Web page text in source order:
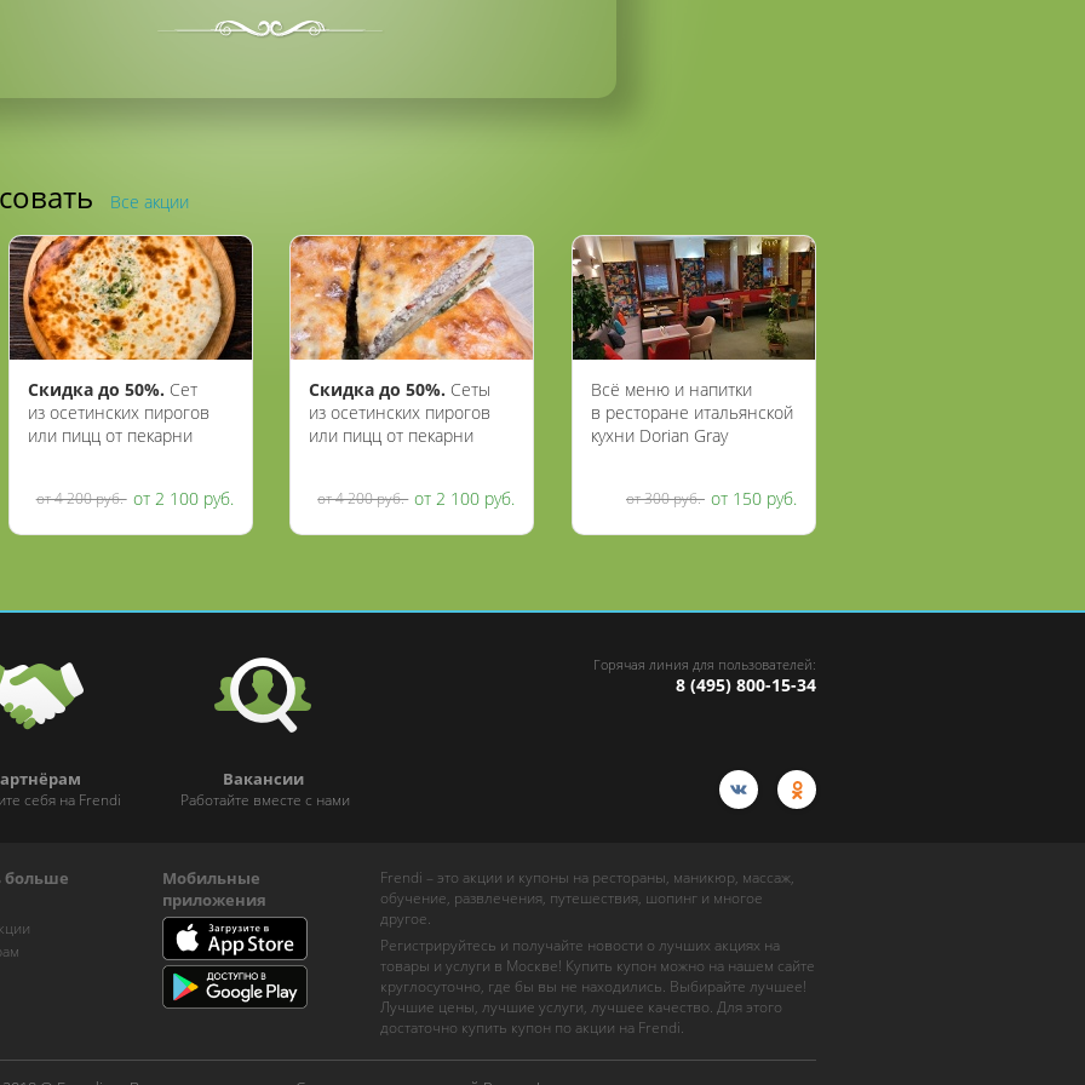
Все акции
Скидка до 50%. Сет
из осетинских пирогов
или пицц от пекарни
от 4 200 руб. от 2 100 руб.
Скидка до 50%. Сеты
из осетинских пирогов
или пицц от пекарни
от 4 200 руб. от 2 100 руб.
Всё меню и напитки
в ресторане итальянской
кухни Dorian Gray
от 300 руб. от 150 руб.
себя на Frendi
Вакансии
Работайте вместе с нами
Горячая линия для пользователей:
8 (495) 800-15-34
больше
Мобильные
приложения
Frendi – это акции и купоны на рестораны, маникюр, массаж,
обучение, развлечения, путешествия, шопинг и многое
другое.
Регистрируйтесь и получайте новости о лучших акциях на
товары и услуги в Москве! Купить купон можно на нашем сайте
круглосуточно, где бы вы не находились. Выбирайте лучшее!
Лучшие цены, лучшие услуги, лучшее качество. Для этого
достаточно купить купон по акции на Frendi.